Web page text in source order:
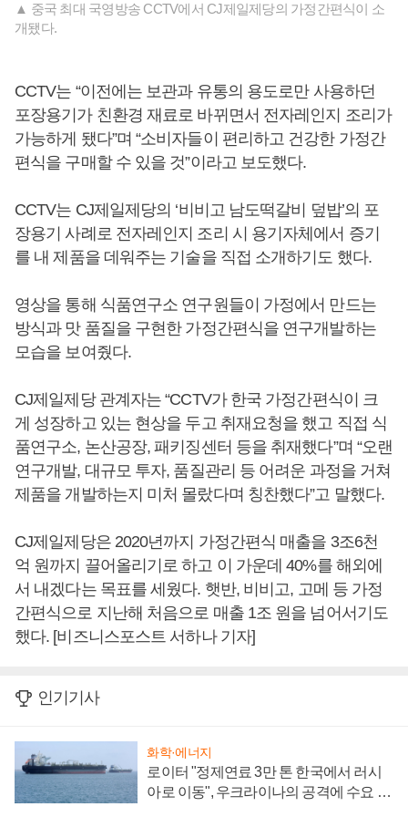
▲ 중국 최대 국영방송 CCTV에서 CJ제일제당의 가정간편식이 소
개됐다.
CCTV는 “이전에는 보관과 유통의 용도로만 사용하던
포장용기가 친환경 재료로 바뀌면서 전자레인지 조리가
가능하게 됐다”며 “소비자들이 편리하고 건강한 가정간
편식을 구매할 수 있을 것”이라고 보도했다.
CCTV는 CJ제일제당의 ‘비비고 남도떡갈비 덮밥’의 포
장용기 사례로 전자레인지 조리 시 용기자체에서 증기
를 내 제품을 데워주는 기술을 직접 소개하기도 했다.
영상을 통해 식품연구소 연구원들이 가정에서 만드는
방식과 맛 품질을 구현한 가정간편식을 연구개발하는
모습을 보여줬다.
CJ제일제당 관계자는 “CCTV가 한국 가정간편식이 크
게 성장하고 있는 현상을 두고 취재요청을 했고 직접 식
품연구소, 논산공장, 패키징센터 등을 취재했다”며 “오랜
연구개발, 대규모 투자, 품질관리 등 어려운 과정을 거쳐
제품을 개발하는지 미처 몰랐다며 칭찬했다”고 말했다.
CJ제일제당은 2020년까지 가정간편식 매출을 3조6천
억 원까지 끌어올리기로 하고 이 가운데 40%를 해외에
서 내겠다는 목표를 세웠다. 햇반, 비비고, 고메 등 가정
간편식으로 지난해 처음으로 매출 1조 원을 넘어서기도
했다. [비즈니스포스트 서하나 기자]
인기기사
화학·에너지
로이터 "정제연료 3만 톤 한국에서 러시
아로 이동", 우크라이나의 공격에 수요 늘